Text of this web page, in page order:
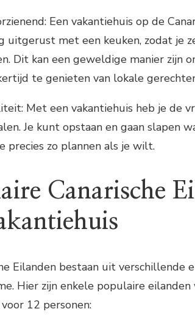
Een vakantiehuis op de
uitgerust met een keuken, zodat je
Dit kan een geweldige manier zijn
te genieten van lokale
Met een vakantiehuis heb je de
Je kunt opstaan en gaan slapen
precies zo plannen als je wilt.
Canarische
Eilanden bestaan uit verschillende
Hier zijn enkele populaire eilanden
12 personen: